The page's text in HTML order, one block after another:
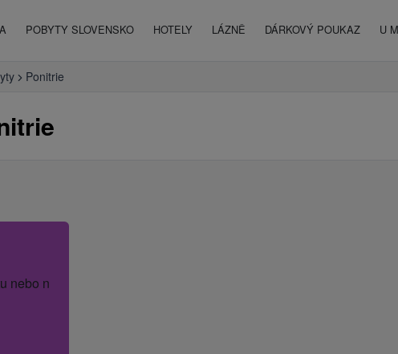
POBYTY SLOVENSKO HOTELY LÁZNĚ DÁRKOVÝ POUKAZ U
Ponitrie
název hotelu.